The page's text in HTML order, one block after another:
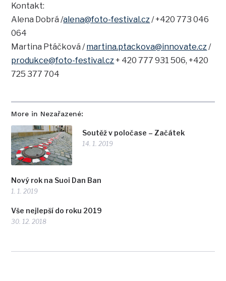
More in Nezařazené:
Soutěž v poločase – Začátek
14. 1. 2019
Nový rok na Suoi Dan Ban
1. 1. 2019
Vše nejlepší do roku 2019
30. 12. 2018
Kontakt:
Alena Dobrá /alena@foto-festival.cz / +420 773 046
064
Martina Ptáčková /martina.ptackova@innovate.cz /
produkce@foto-festival.cz + 420 777 931 506, +420
725 377 704